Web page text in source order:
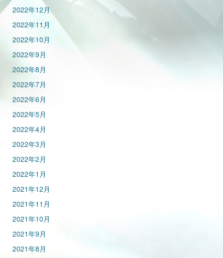
2022年12月
2022年11月
2022年10月
2022年9月
2022年8月
2022年7月
2022年6月
2022年5月
2022年4月
2022年3月
2022年2月
2022年1月
2021年12月
2021年11月
2021年10月
2021年9月
2021年8月